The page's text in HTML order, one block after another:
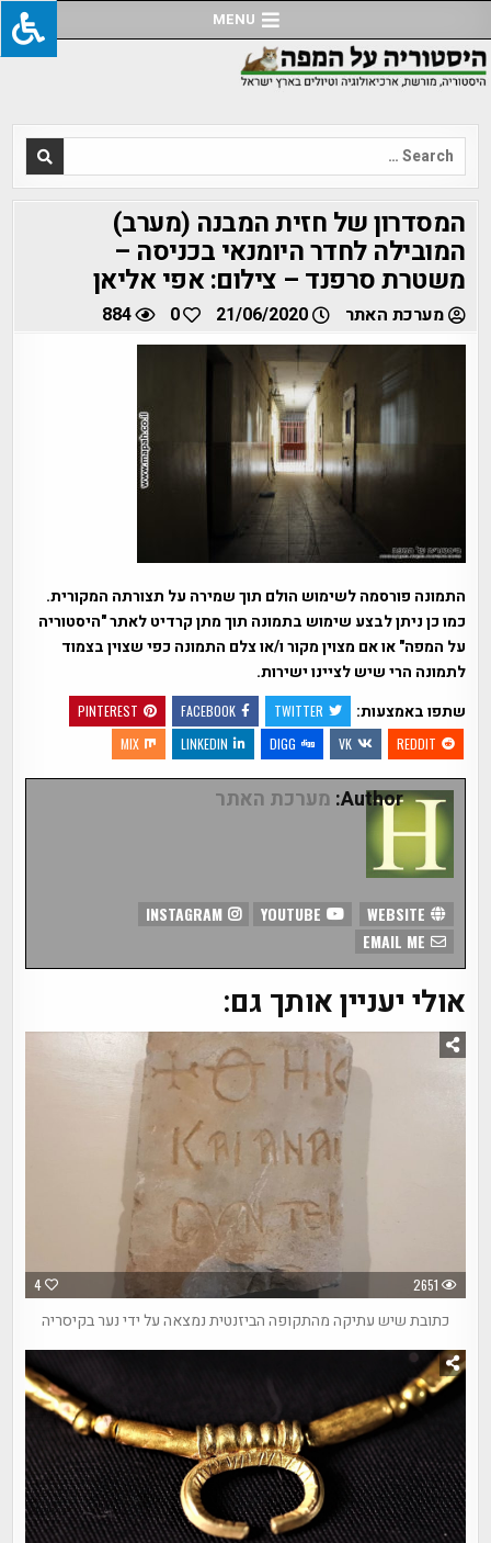
to
content
MENU
Search
for:
המסדרון של חזית המבנה (מערב)
המובילה לחדר היומנאי בכניסה –
משטרת סרפנד – צילום: אפי אליאן
מערכת האתר 21/06/2020
0
884
התמונה פורסמה לשימוש הולם תוך שמירה על תצורתה המקורית.
כמו כן ניתן לבצע שימוש בתמונה תוך מתן קרדיט לאתר "היסטוריה
על המפה" או אם מצוין מקור ו/או צלם התמונה כפי שצוין בצמוד
לתמונה הרי שיש לציינו ישירות.
שתפו באמצעות:
TWITTER
FACEBOOK
PINTEREST
REDDIT
VK
DIGG
LINKEDIN
MIX
Author: מערכת האתר
INSTAGRAM
אולי יעניין אותך גם:
4 2651
כתובת שיש עתיקה מהתקופה הביזנטית נמצאה על ידי נער בקיסריה